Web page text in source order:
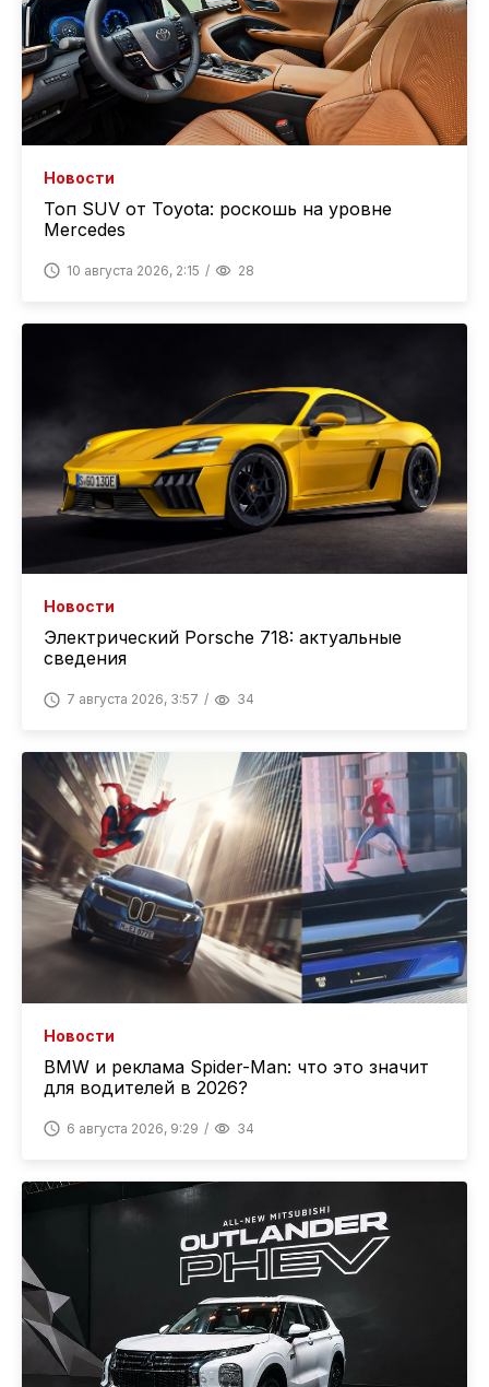
Новости
Топ SUV от Toyota: роскошь на уровне
Mercedes
10 августа 2026, 2:15 28
Новости
Электрический Porsche 718: актуальные
сведения
7 августа 2026, 3:57 34
Новости
BMW и реклама Spider-Man: что это значит
для водителей в 2026?
6 августа 2026, 9:29 34